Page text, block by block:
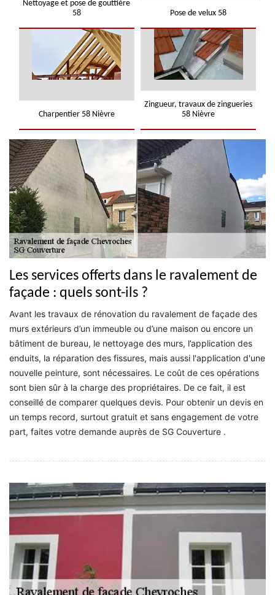
Nettoyage et pose de gouttière
58
Pose de velux 58
Charpentier 58 Nièvre
Zingueur, travaux de zingueries
58 Nièvre
Les services offerts dans le ravalement de
façade : quels sont-ils ?
Avant les travaux de rénovation du ravalement de façade des
murs extérieurs d’un immeuble ou d’une maison ou encore un
bâtiment de bureau, le nettoyage des murs, l’application des
enduits, la réparation des fissures, mais aussi l'application d'une
nouvelle peinture, sont nécessaires. Le coût de ces opérations
sont bien sûr à la charge des propriétaires. De ce fait, il est
conseillé de comparer quelques devis. Pour obtenir un devis en
un temps record, surtout gratuit et sans engagement de votre
part, faites votre demande auprès de SG Couverture .